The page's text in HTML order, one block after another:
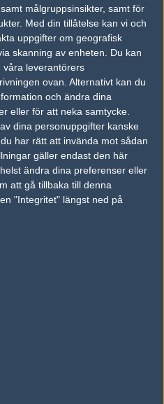
målgruppsinsikter, samt för
Med din tillåtelse kan vi och
uppgifter om geografisk
skanning av enheten. Du kan
våra leverantörers
ovan. Alternativt kan du
och ändra dina
eller för att neka samtycke.
dina personuppgifter kanske
har rätt att invända mot sådan
gäller endast den här
ändra dina preferenser eller
att gå tillbaka till denna
"Integritet" längst ned på
mtw en gång tror alla att dom
er besvikna boys med online
3145 bite(s) på Online-
vs Online-Kingdom